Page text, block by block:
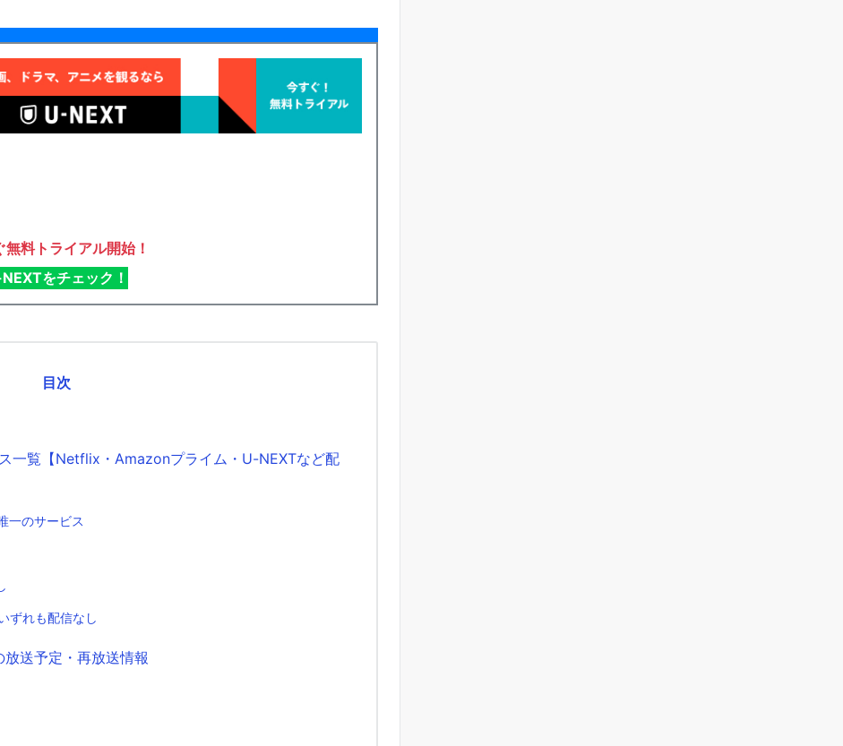
無料トライアル開始！
をチェック！
目次
一覧【Netflix・Amazonプライム・U-NEXTなど配
一のサービス
ずれも配信なし
放送予定・再放送情報